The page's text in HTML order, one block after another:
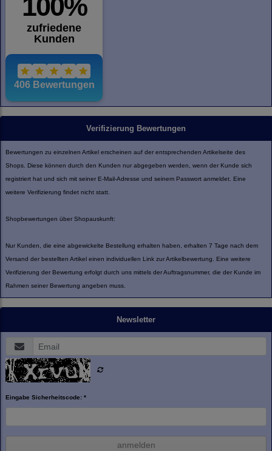
Verifizierung Bewertungen
Bewertungen zu einzelnen Artikel erscheinen auf der entsprechenden Artikelseite des
Shops. Diese können durch den Kunden nur abgegeben werden, wenn der Kunde sich
registriert hat und sich mit seiner E-Mail-Adresse und seinem Passwort anmeldet. Eine
weitere Verifizierung findet nicht statt.
Shopbewertungen über Shopauskunft:
Nur Kunden, die eine abgewickelte Bestellung erhalten haben, erhalten 7 Tage nach dem
Versand der bestellten Artikel einen individuellen Link zur Artikelbewertung. Eine weitere
Verifizierung der Bewertung erfolgt durch uns mittels der Auftragsnummer, die der Kunde im
Rahmen seiner Bewertung angeben muss.
Newsletter
Eingabe Sicherheitscode: *
anmelden